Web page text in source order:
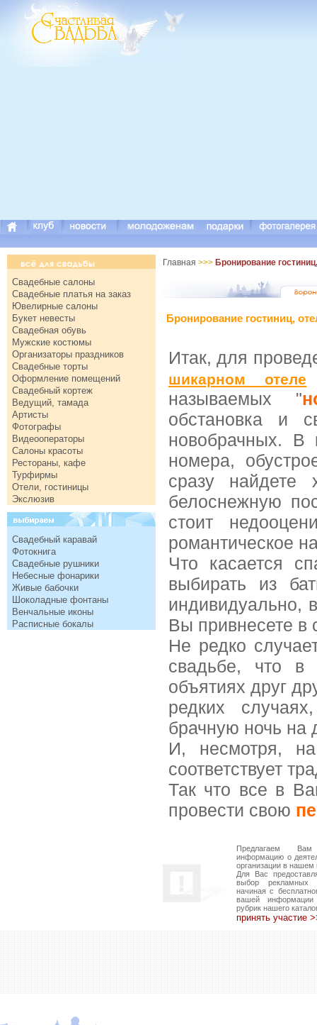
Свадебные салоны
Свадебные платья на заказ
Ювелирные салоны
Букет невесты
Свадебная обувь
Мужские костюмы
Организаторы праздников
Свадебные торты
Оформление помещений
Свадебный кортеж
Ведущий, тамада
Артисты
Фотографы
Видеооператоры
Салоны красоты
Рестораны, кафе
Турфирмы
Отели, гостиницы
Экслюзив
Свадебный каравай
Фотокнига
Свадебные рушники
Небесные фонарики
Живые бабочки
Шоколадные фонтаны
Венчальные иконы
Расписные бокалы
Главная >>> Бронирование
Бронирование гостиниц,
Итак, для
шикарном отеле
называемых "
обстановка и
новобрачных. В
номера,
сразу найдете
белоснежную
стоит
романтическое
Что касается
выбирать из
индивидуально,
Вы привнесете в
Не редко
свадьбе, что в
объятиях друг
редких
брачную ночь на
И, несмотря,
соответствует
Так что все в
провести свою
Предлагаем Вам
информацию о
организации в нашем
Для Вас
выбор рекламных
начиная с
вашей
рубрик нашего
принять участие